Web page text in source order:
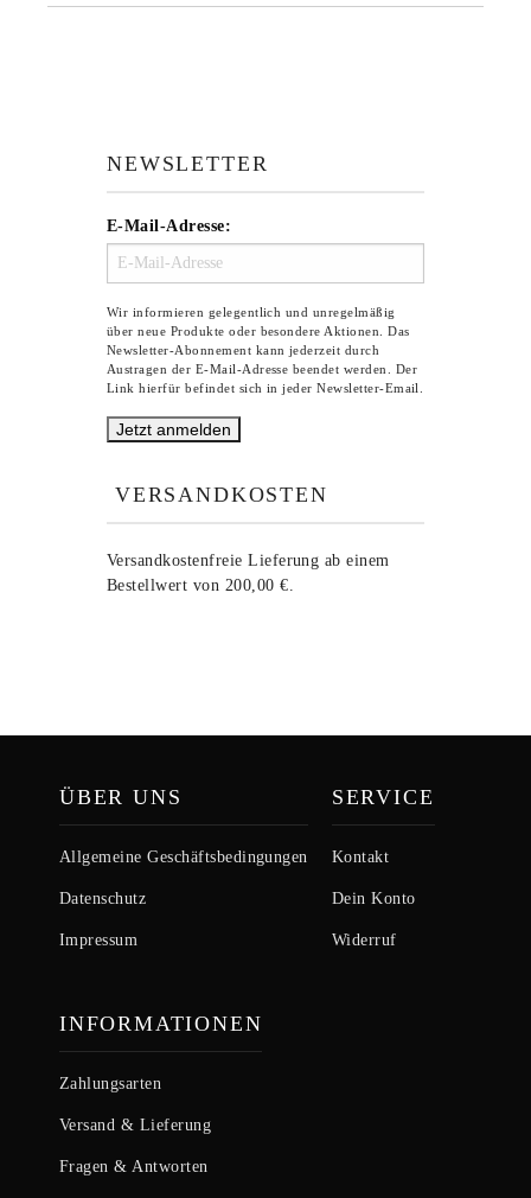
NEWSLETTER
E-Mail-Adresse:
Wir informieren gelegentlich und unregelmäßig
über neue Produkte oder besondere Aktionen. Das
Newsletter-Abonnement kann jederzeit durch
Austragen der E-Mail-Adresse beendet werden. Der
Link hierfür befindet sich in jeder Newsletter-Email.
VERSANDKOSTEN
Versandkostenfreie Lieferung ab einem
Bestellwert von 200,00 €.
ÜBER UNS
Allgemeine Geschäftsbedingungen
Datenschutz
Impressum
SERVICE
Kontakt
Dein Konto
Widerruf
INFORMATIONEN
Zahlungsarten
Versand & Lieferung
Fragen & Antworten